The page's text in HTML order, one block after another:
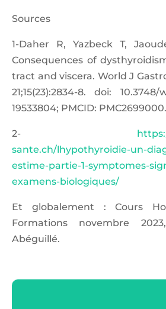
Sources
1-Daher R, Yazbeck T,
Consequences of
tract and viscera. World J
21;15(23):2834-8. doi: 10.3748/
19533804; PMCID: PMC2699000.
2-
sante.ch/lhypothyroidie-un-
estime-partie-1-symptomes-
examens-biologiques/
Et globalement : Cours
Formations novembre
Abéguillé.